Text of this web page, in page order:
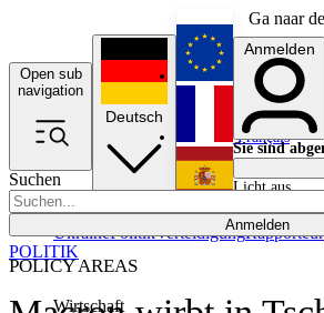
Ga naar
Open sub
navigation
Suchen
Anmelden
POLICY AREAS
Wirtschaft
UkrainePolitikVerteidigungRapporteur
Deutsch
English
Français
Anmelden
Sie sind
Licht aus
POLITIK